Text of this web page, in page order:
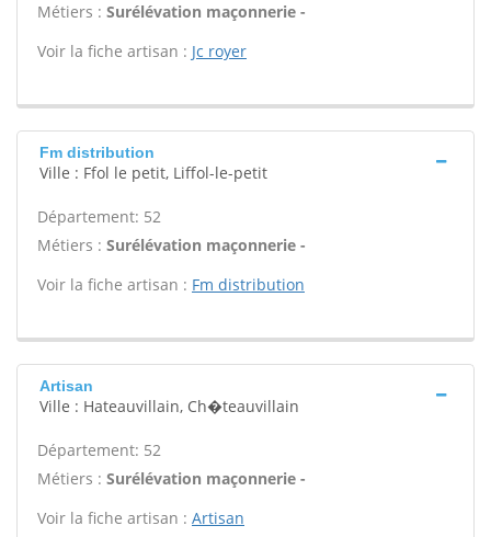
Métiers : Surélévation maçonnerie -
Voir la fiche artisan : Jc royer
Fm distribution
Ville : Ffol le petit, Liffol-le-petit
Département: 52
Métiers : Surélévation maçonnerie -
Voir la fiche artisan : Fm distribution
Artisan
Ville : Hateauvillain, Ch�teauvillain
Département: 52
Métiers : Surélévation maçonnerie -
Voir la fiche artisan : Artisan